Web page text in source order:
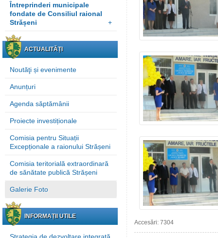
Întreprinderi municipale
fondate de Consiliul raional
Strășeni
+
ACTUALITĂȚI
Noutăţi și evenimente
Anunțuri
Agenda săptămânii
Proiecte investiționale
Comisia pentru Situații
Excepționale a raionului Strășeni
Comisia teritorială extraordinară
de sănătate publică Strășeni
Galerie Foto
INFORMAȚII UTILE
Accesări: 7304